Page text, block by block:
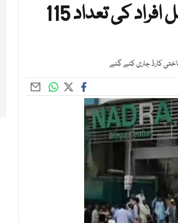
ملک بھرمیں نادرا شناختی کارڈ کے حامل افراد کی تعداد 115